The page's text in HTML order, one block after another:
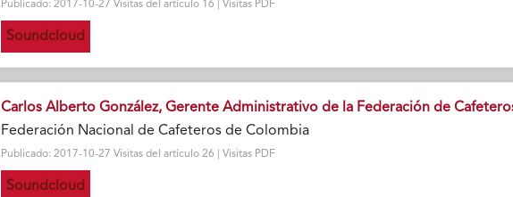
Publicado: 2017-10-27 Visitas del artículo 16 | Visitas PDF
Soundcloud
Carlos Alberto González, Gerente Administrativo de la Federación de
Federación Nacional de Cafeteros de Colombia
Publicado: 2017-10-27 Visitas del artículo 26 | Visitas PDF
Soundcloud